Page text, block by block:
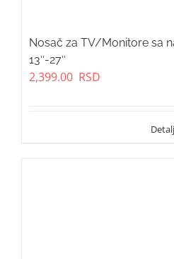
Nosač za TV/Monitore sa
13″-27″
2,399.00 RSD